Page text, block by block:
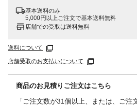
基本送料のみ
5,000円以上ご注文で基本送料無料
店舗での受取は送料無料
送料について
店舗受取のお支払いについて
商品のお見積りご注文はこちら
「ご注文数が31個以上、または、ご注